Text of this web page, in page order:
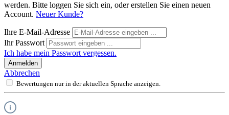
werden. Bitte loggen Sie sich ein, oder erstellen Sie einen neuen
Account. Neuer Kunde?
Ihre E-Mail-Adresse
Ihr Passwort
Ich habe mein Passwort vergessen.
Anmelden
Abbrechen
Bewertungen nur in der aktuellen Sprache anzeigen.